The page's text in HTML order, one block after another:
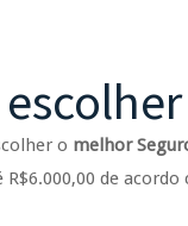
o melhor
R$6.000,00 de